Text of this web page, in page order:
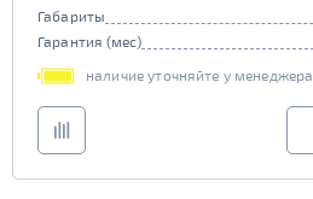
Габариты
Гарантия (мес)
наличие уточняйте у менеджера